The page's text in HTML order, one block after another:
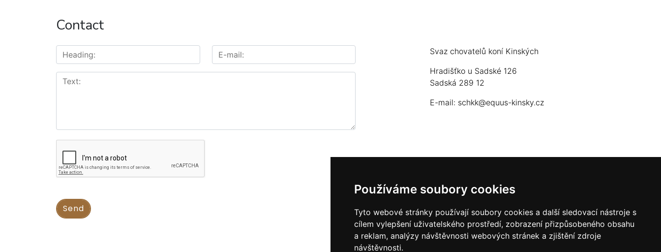
Používáme soubory cookies
Tyto webové stránky používají soubory cookies a další sledovací nástroje s
cílem vylepšení uživatelského prostředí, zobrazení přizpůsobeného obsahu
a reklam, analýzy návštěvnosti webových stránek a zjištění zdroje
návštěvnosti.
Contact
Svaz chovatelů koní Kinských
Hradišťko u Sadské 126
Sadská 289 12
E-mail: schkk@equus-kinsky.cz